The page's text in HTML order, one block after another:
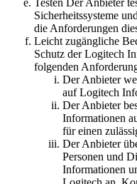
Testen Der Anbieter
Sicherheitssysteme
die Anforderungen
Leicht zugängliche
Schutz der Logitech
folgenden
Der Anbieter
auf Logitech
Der Anbieter
Informationen
für einen
Der Anbieter
Personen und
Informationen